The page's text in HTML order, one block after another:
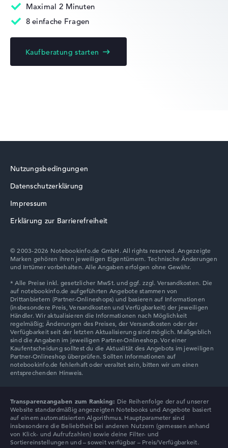
Keine Herstellerangaben zur Akkulaufzeit
Schlank mit 1,8 cm Höhe
Display
Auflösung
Entspiegeltes 15,6 Zoll IPS-Display mit solider Auflösung
von maximal 1920 x 1080
Wie wir testen und bewerten
Wir helfen dir, technische Daten von Notebooks leichter
zu vergleichen. Unser Test-Algorithmus analysiert die
Kaufberatung.
Die Gesamtnotesetzt sich aus drei Teilbewertungen
zusammen:
Maximal 2 Minuten
8 einfache Fragen
Kaufberatung starten
Nutzungsbedingungen
Datenschutzerklärung
Impressum
Erklärung zur Barrierefreiheit
© 2003-2026 Notebookinfo.de GmbH. All rights reserved. Angezeigte
Marken gehören ihren jeweiligen Eigentümern. Technische Änderungen
und Irrtümer vorbehalten. Alle Angaben erfolgen ohne Gewähr.
Transparenzangaben zum Ranking: Die Reihenfolge der auf unserer
Website standardmäßig angezeigten Notebooks und Angebote basiert
auf einem automatisierten Algorithmus. Hauptparameter sind
insbesondere die Beliebtheit bei anderen Nutzern (gemessen anhand
von Klick- und Aufrufzahlen) sowie deine Filter- und
Sortiereinstellungen und – soweit verfügbar – Preis/Verfügbarkeit.